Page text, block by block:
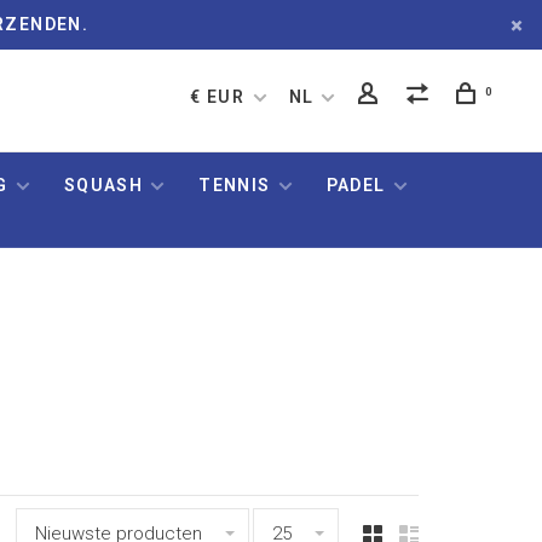
€ EUR NL 0
SQUASH TENNIS PADEL
Nieuwste producten 25